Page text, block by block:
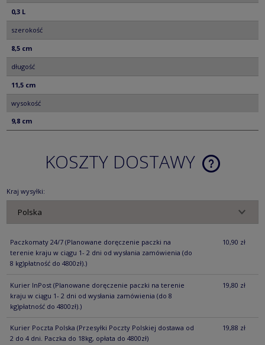
0,3 L
szerokość
8,5 cm
długość
11,5 cm
wysokość
9,8 cm
KOSZTY DOSTAWY
CENA NIE
Kraj wysyłki:
Paczkomaty 24/7 (Planowane doręczenie paczki na
terenie kraju w ciągu 1- 2 dni od wysłania zamówienia (do
8 kg)płatność do 4800zł).)
10,90 zł
Kurier InPost (Planowane doręczenie paczki na terenie
kraju w ciągu 1- 2 dni od wysłania zamówienia (do 8
kg)płatność do 4800zł).)
19,80 zł
Kurier Poczta Polska (Przesyłki Poczty Polskiej dostawa od
2 do 4 dni. Paczka do 18kg, opłata do 4800zł)
19,88 zł